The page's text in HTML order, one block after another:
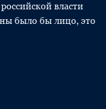
власти
было бы лицо, это